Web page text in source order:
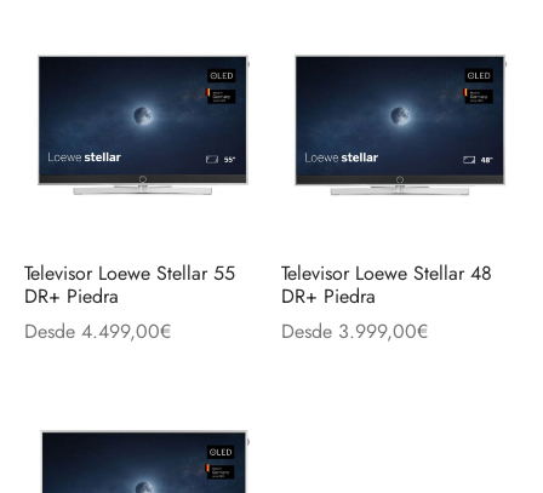
Televisor Loewe Stellar 55
DR+ Piedra
Desde 4.499,00€
Televisor Loewe Stellar 48
DR+ Piedra
Desde 3.999,00€